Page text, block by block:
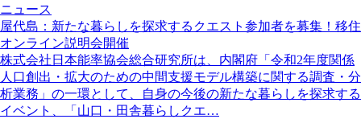
ニュース
屋代島：新たな暮らしを探求するクエスト参加者を募集！移住
オンライン説明会開催
株式会社日本能率協会総合研究所は、内閣府「令和2年度関係
人口創出・拡大のための中間支援モデル構築に関する調査・分
析業務」の一環として、自身の今後の新たな暮らしを探求する
イベント、「山口・田舎暮らしクエ…